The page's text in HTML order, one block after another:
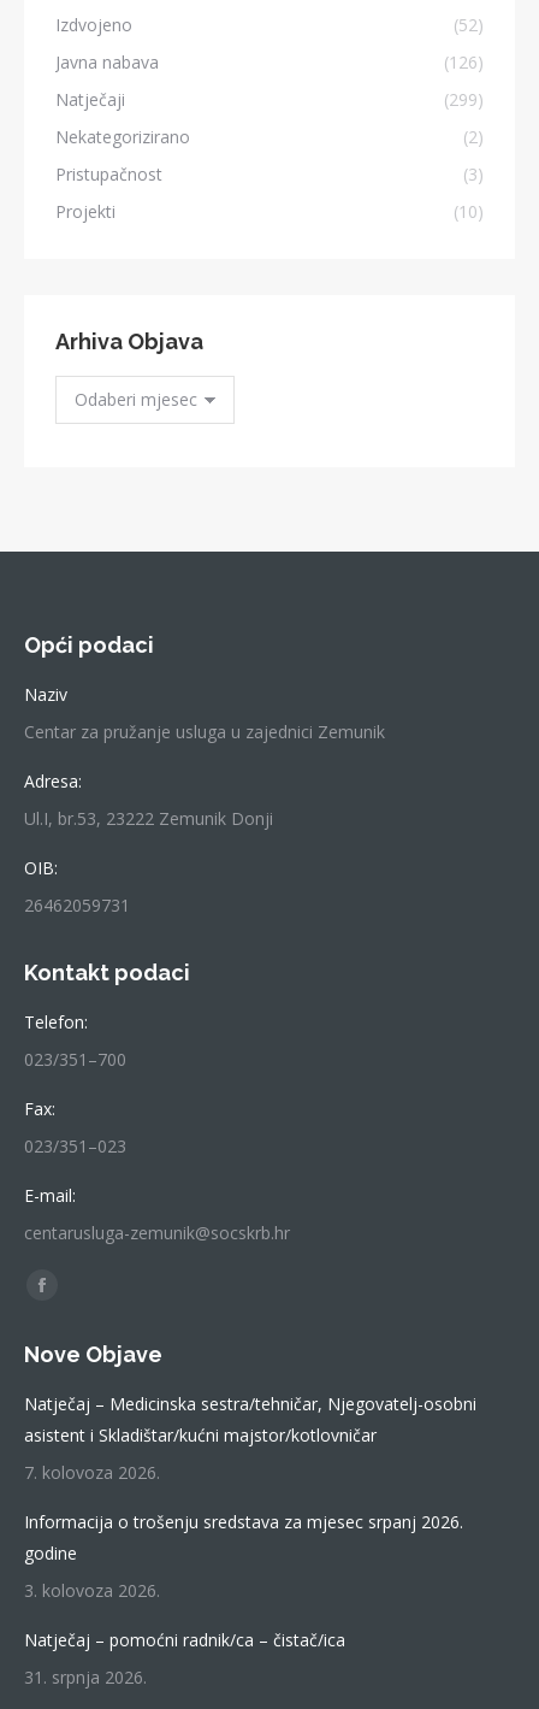
Izdvojeno
(52)
Javna nabava
(126)
Natječaji
(299)
Nekategorizirano
(2)
Pristupačnost
(3)
Projekti
(10)
Arhiva Objava
Arhiva
Objava
Opći podaci
Naziv
Centar za pružanje usluga u zajednici Zemunik
Adresa:
Ul.I, br.53, 23222 Zemunik Donji
OIB:
26462059731
Kontakt podaci
Telefon:
023/351–700
Fax:
023/351–023
E-mail:
centarusluga-zemunik@socskrb.hr
Find us on:
Facebook
opens
Nove Objave
Natječaj – Medicinska sestra/tehničar, Njegovatelj-osobni
asistent i Skladištar/kućni majstor/kotlovničar
7. kolovoza 2026.
Informacija o trošenju sredstava za mjesec srpanj 2026.
godine
3. kolovoza 2026.
Natječaj – pomoćni radnik/ca – čistač/ica
31. srpnja 2026.